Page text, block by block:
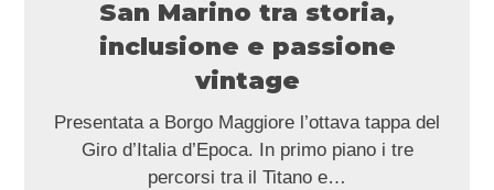
San Marino tra storia,
inclusione e passione
vintage
Presentata a Borgo Maggiore l’ottava tappa del
Giro d’Italia d’Epoca. In primo piano i tre
percorsi tra il Titano e…